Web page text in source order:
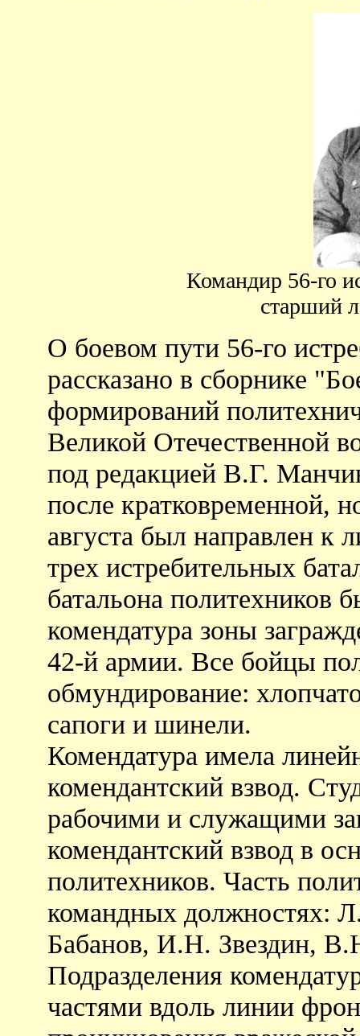
Командир 56-го
старший
О боевом пути 56-го
рассказано в сборнике
формирований
Великой Отечественной
под редакцией В.Г.
после кратковременной,
августа был направлен к
трех истребительных
батальона политехников
комендатура зоны
42-й армии. Все бойцы
обмундирование:
сапоги и шинели.
Комендатура имела
комендантский взвод.
рабочими и служащими
комендантский взвод в
политехников. Часть
командных должностях:
Бабанов, И.Н. Звездин,
Подразделения
частями вдоль линии